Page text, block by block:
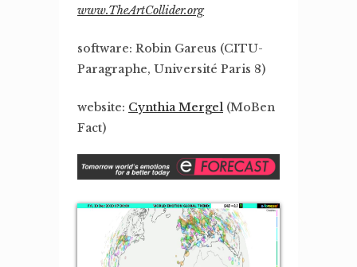
www.TheArtCollider.org
software: Robin Gareus (CITU-
Paragraphe, Université Paris 8)
website: Cynthia Mergel (MoBen
Fact)